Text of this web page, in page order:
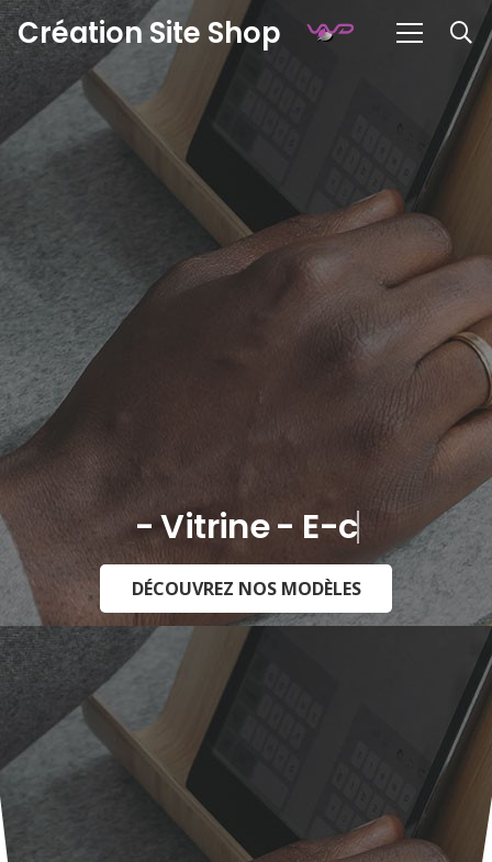
Création Site Shop
- Vitrine - E-commerce -
DÉCOUVREZ NOS MODÈLES